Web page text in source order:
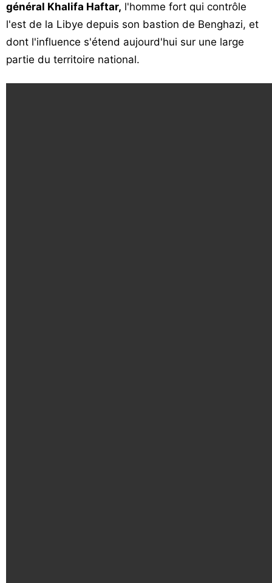
général Khalifa Haftar, l'homme fort qui contrôle
l'est de la Libye depuis son bastion de Benghazi, et
dont l'influence s'étend aujourd'hui sur une large
partie du territoire national.